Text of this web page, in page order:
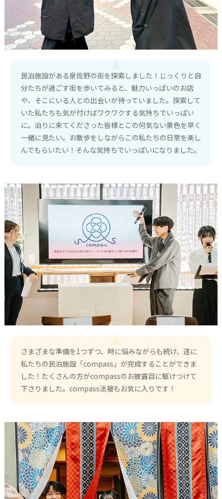
民泊施設がある泉佐野の街を探索しました！じっくりと自
分たちが過ごす街を歩いてみると、魅力いっぱいのお店
や、そこにいる人との出会いが待っていました。探索して
いた私たちも気が付けばワクワクする気持ちでいっぱい
に。泊りに来てくださった皆様とこの何気ない景色を早く
一緒に見たい。お散歩をしながらこの私たちの日常を楽し
んでもらいたい！そんな気持ちでいっぱいになりました。
さまざまな準備を1つずつ、時に悩みながらも続け、遂に
私たちの民泊施設「compass」が完成することができま
した！たくさんの方がcompassのお披露目に駆けつけて
下さりました。compass法被もお気に入りです！